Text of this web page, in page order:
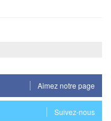
Aimez notre page
Suivez-nous